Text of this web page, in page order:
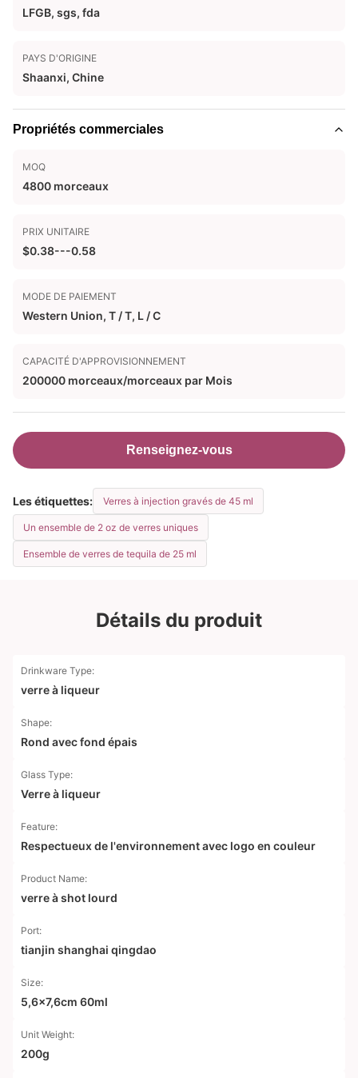
LFGB, sgs, fda
PAYS D'ORIGINE
Shaanxi, Chine
Propriétés commerciales
MOQ
4800 morceaux
PRIX UNITAIRE
$0.38---0.58
MODE DE PAIEMENT
Western Union, T / T, L / C
CAPACITÉ D'APPROVISIONNEMENT
200000 morceaux/morceaux par Mois
Renseignez-vous
Les étiquettes: Verres à injection gravés de 45 ml
Un ensemble de 2 oz de verres uniques
Ensemble de verres de tequila de 25 ml
Détails du produit
Drinkware Type:
verre à liqueur
Shape:
Rond avec fond épais
Glass Type:
Verre à liqueur
Feature:
Respectueux de l'environnement avec logo en couleur
Product Name:
verre à shot lourd
Port:
tianjin shanghai qingdao
Size:
5,6x7,6cm 60ml
Unit Weight:
200g